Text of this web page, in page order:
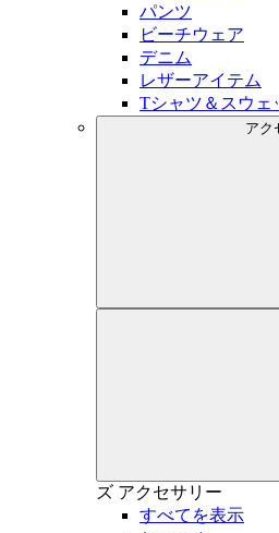
パンツ
ビーチウェア
デニム
レザーアイテム
Tシャツ＆スウェ
アク
ズ アクセサリー
すべてを表示